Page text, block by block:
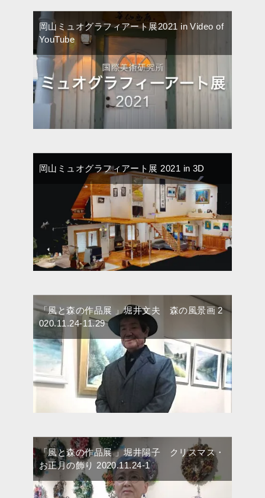
岡山ミュオグラフィアート展2021 in Video of
YouTube
岡山ミュオグラフィアート展 2021 in 3D
「風と森の作品展 」堀井文夫 森の風景画 2
020.11.24-11.29
「風と森の作品展 」堀井陽子 クリスマス・
お正月の飾り 2020.11.24-1